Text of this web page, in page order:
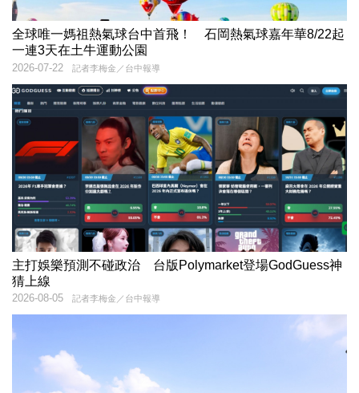
全球唯一媽祖熱氣球台中首飛！ 石岡熱氣球嘉年華8/22起
一連3天在土牛運動公園
記者李梅金／台中報導
2026-07-22
主打娛樂預測不碰政治 台版Polymarket登場GodGuess神
猜上線
記者李梅金／台中報導
2026-08-05